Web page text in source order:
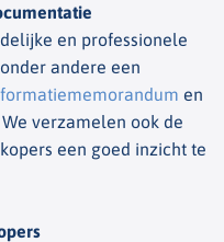
en professionele
andere een
en
We verzamelen ook de
een goed inzicht te